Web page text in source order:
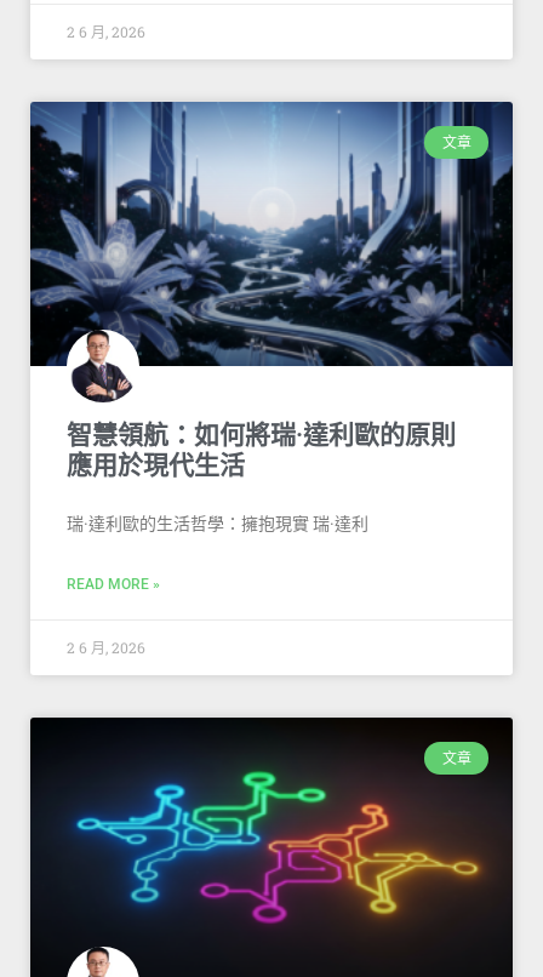
2 6 月, 2026
文章
智慧領航：如何將瑞·達利歐的原則
應用於現代生活
瑞·達利歐的生活哲學：擁抱現實 瑞·達利
READ MORE »
2 6 月, 2026
文章